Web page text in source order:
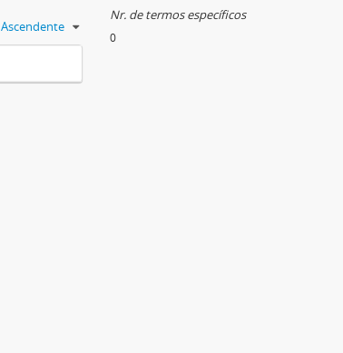
Ascendente
Nr. de termos específicos
0